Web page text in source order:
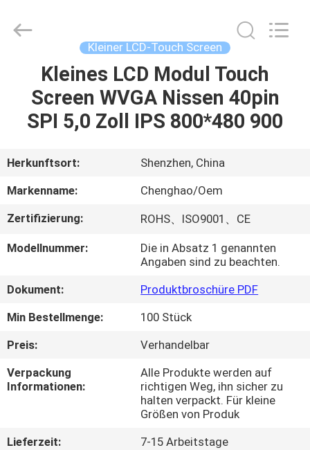
HAUSE
ÜBER
UNS
WERKSBESICHTIGUNG
QUALITÄTSKONTROLLE
KONTAKT
MIT
UNS
BITTE UM
Optoelectronic
Kleiner LCD-Touch Screen
Kleines LCD Modul Touch
Screen WVGA Nissen 40pin
SPI 5,0 Zoll IPS 800*480 900
Herkunftsort:
Shenzhen, China
Markenname:
Chenghao/Oem
Zertifizierung:
ROHS、ISO9001、CE
Modellnummer:
Die in Absatz 1 genannten
Angaben sind zu beachten.
Dokument:
Produktbroschüre PDF
Min Bestellmenge:
100 Stück
Preis:
Verhandelbar
Verpackung
Informationen:
Alle Produkte werden auf
richtigen Weg, ihn sicher zu
halten verpackt. Für kleine
Größen von Produk
Lieferzeit:
7-15 Arbeitstage